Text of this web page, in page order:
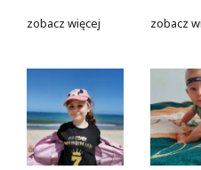
zobacz więcej zobacz